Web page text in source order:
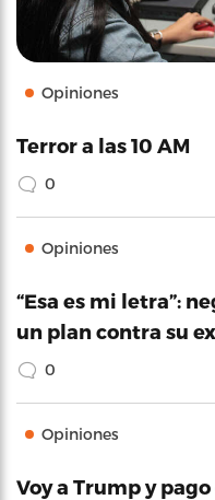
Opiniones
Terror a las 10 AM
0
Opiniones
“Esa es mi letra”:
un plan contra su
0
Opiniones
Voy a Trump y